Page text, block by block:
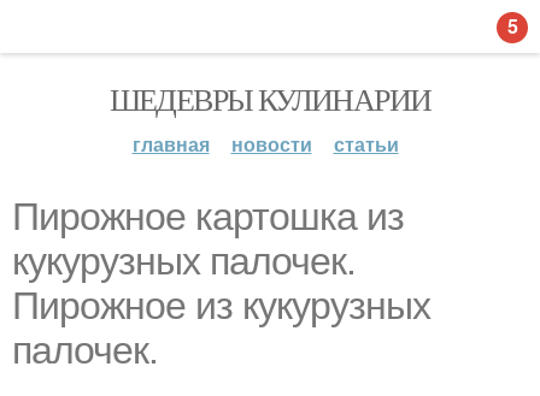
ШЕДЕВРЫ КУЛИНАРИИ
главная новости статьи
Пирожное картошка из
кукурузных палочек.
Пирожное из кукурузных
палочек.
5